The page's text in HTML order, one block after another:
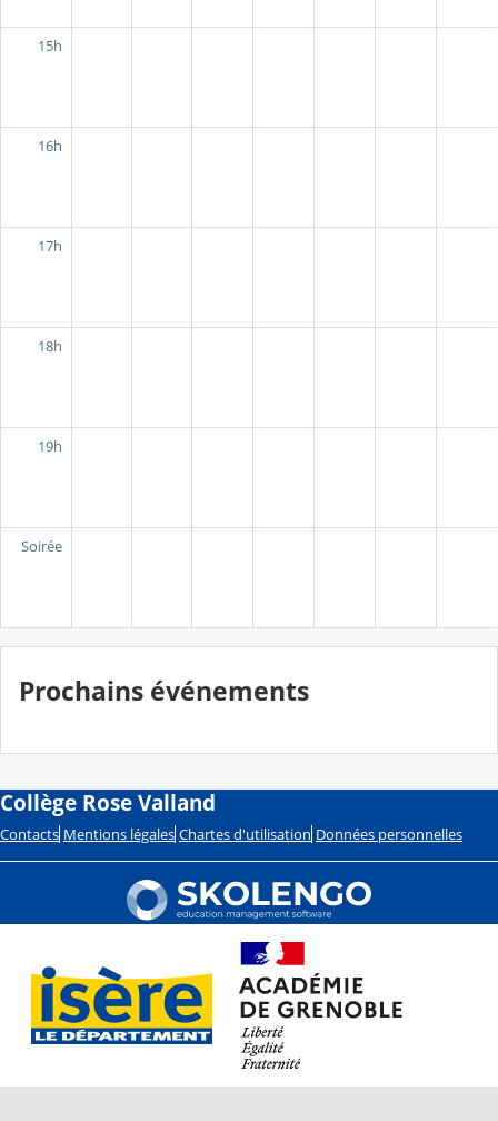
15h
16h
17h
18h
19h
Soirée
Prochains événements
Collège Rose Valland
Contacts Mentions légales Chartes d'utilisation Données personnelles